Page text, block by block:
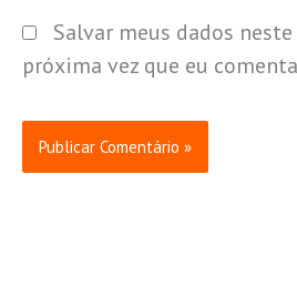
Salvar meus dados
próxima vez que eu